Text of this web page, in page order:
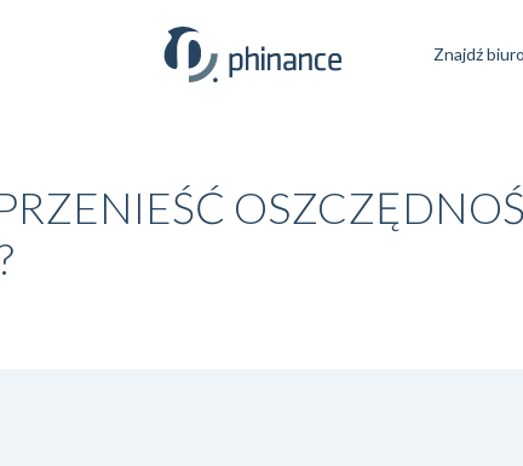
Znajdź biuro